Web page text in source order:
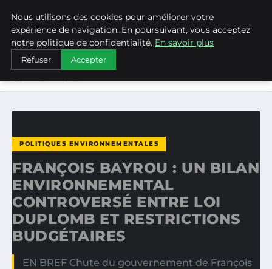
WEARECLIMATECONTROL
ACCUEIL
POLITIQUES ENVIRONNEMENTALES
FRANÇOIS BAYROU : UN BILAN ENVIRONNEMENTAL
POLITIQUES ENVIRONNEMENTALES
FRANÇOIS BAYROU : UN BILAN
ENVIRONNEMENTAL
CONTROVERSÉ ENTRE LOI
DUPLOMB ET RESTRICTIONS
BUDGÉTAIRES
EN BREF Chute du gouvernement de François
Nous utilisons des cookies pour améliorer votre
expérience de navigation. En poursuivant, vous acceptez
notre politique de confidentialité. En savoir plus
Refuser Accepter